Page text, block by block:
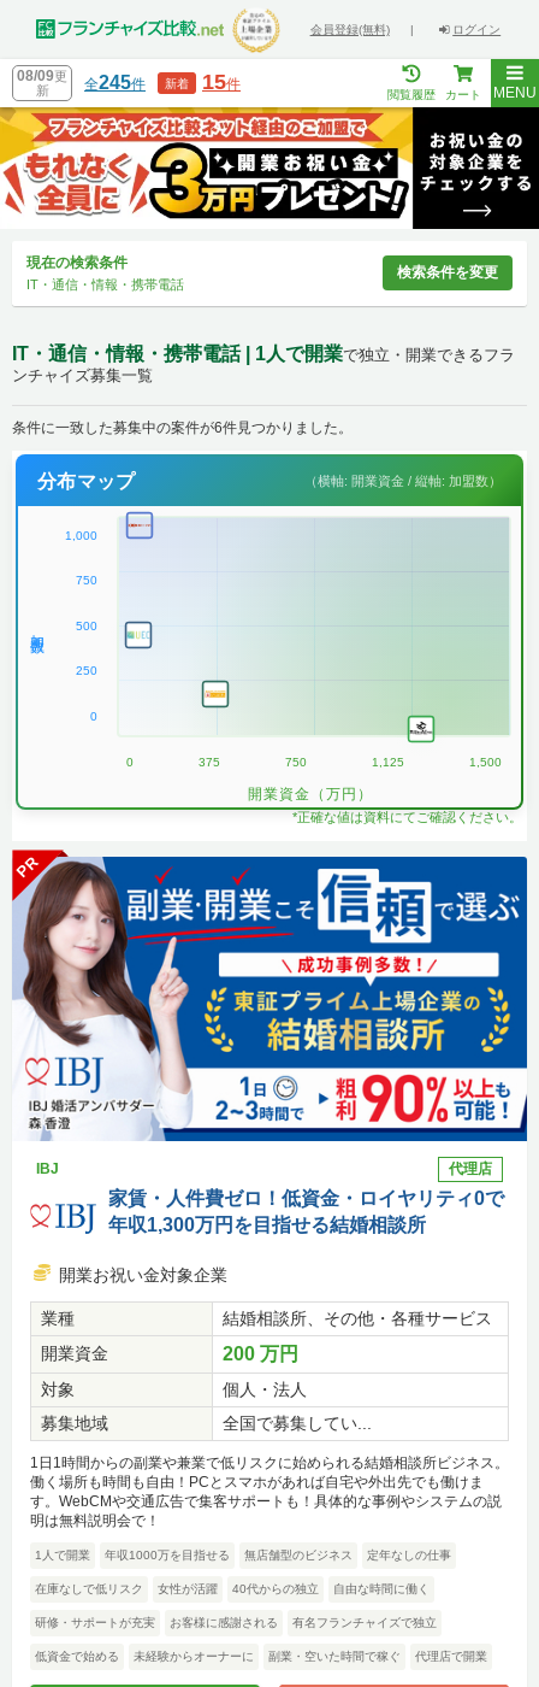
会員登録(無料) | ログイン
08/09更
新
全245件 新着 15件
閲覧履歴 カート MENU
現在の検索条件
IT・通信・情報・携帯電話
検索条件を変更
IT・通信・情報・携帯電話 | 1人で開業で独立・開業できるフラ
ンチャイズ募集一覧
条件に一致した募集中の案件が6件見つかりました。
分布マップ （横軸: 開業資金 / 縦軸: 加盟数）
1,000
750
500
250
0
0 375 750 1,125 1,500
開業資金（万円）
*正確な値は資料にてご確認ください。
PR
IBJ 代理店
家賃・人件費ゼロ！低資金・ロイヤリティ0で
年収1,300万円を目指せる結婚相談所
開業お祝い金対象企業
業種
結婚相談所、その他・各種サービス
開業資金
200 万円
対象
個人・法人
募集地域
全国で募集してい...
1日1時間からの副業や兼業で低リスクに始められる結婚相談所ビジネス。
働く場所も時間も自由！PCとスマホがあれば自宅や外出先でも働けま
す。WebCMや交通広告で集客サポートも！具体的な事例やシステムの説
明は無料説明会で！
1人で開業 年収1000万を目指せる 無店舗型のビジネス 定年なしの仕事
在庫なしで低リスク 女性が活躍 40代からの独立 自由な時間に働く
研修・サポートが充実 お客様に感謝される 有名フランチャイズで独立
低資金で始める 未経験からオーナーに 副業・空いた時間で稼ぐ 代理店で開業